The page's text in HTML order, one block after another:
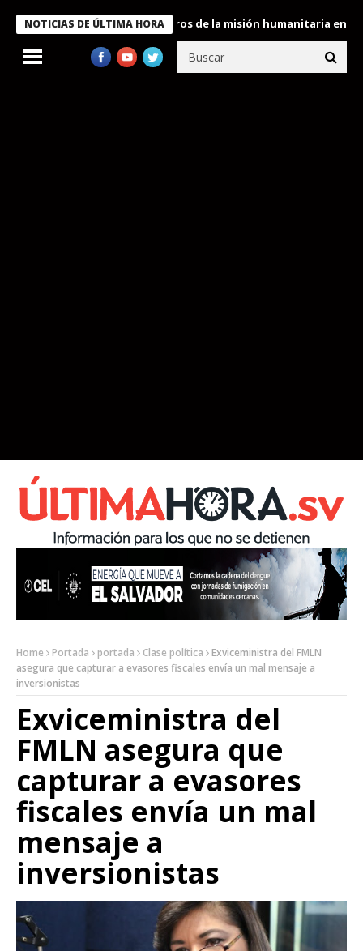
NOTICIAS DE ÚLTIMA HORA
condecora a miembros de la misión humanitaria enviada a
Home Portada portada Clase política
Exviceministra del FMLN
asegura que capturar a evasores fiscales envía un mal mensaje a
inversionistas
Exviceministra del
FMLN asegura que
capturar a evasores
fiscales envía un mal
mensaje a
inversionistas